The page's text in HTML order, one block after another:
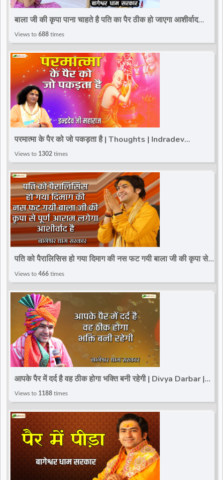
बाला जी की कृपा पाना चाहते है पति का पैर ठीक हो जाएगा आशीर्वाद
~Divya Darbar~Bageshwar Dham Sarkar
Views to 688 times
परमात्मा के पैर को जो पकड़ता है | Thoughts | Indradev
Saraswati Ji Maharaj
Views to 1302 times
पति को पैरालिसिस हो गया दिमाग की नस फट गयी बाला जी की कृपा से
पूर्ण आराम लगेगा आशीर्वाद है
Views to 466 times
आपके पैर में दर्द है वह ठीक होगा भक्ति बनी रहेगी | Divya Darbar |
Bageshwar Dham Sarkar
Views to 1188 times